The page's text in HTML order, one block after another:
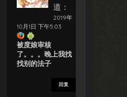
道：
2019年
10月1日 下午5:03
被度娘审核
了。。。晚上我找
找别的法子
回复